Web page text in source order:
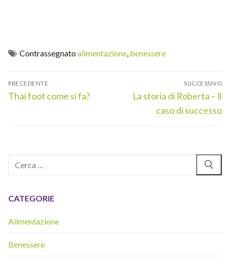
Contrassegnatoalimentazione, benessere
Navigazione
articoli
PRECEDENTE
Articolo
Thai foot come si fa?
SUCCESSIVO
Articolo
successivo:
La storia di Roberta – Il
caso di successo
CATEGORIE
Alimentazione
Benessere